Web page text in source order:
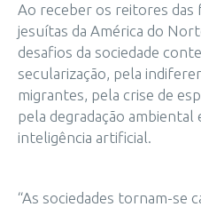
Ao receber os reitores das
jesuítas da América do
desafios da sociedade
secularização, pela
migrantes, pela crise de
pela degradação ambiental
inteligência artificial.
“As sociedades tornam-se